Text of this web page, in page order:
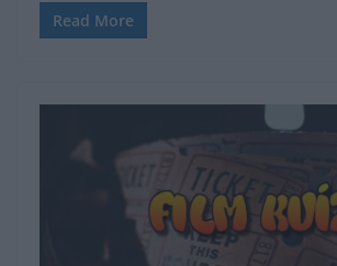
Read More